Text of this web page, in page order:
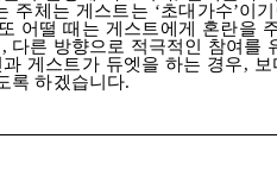
주체는 게스트는 ‘초대가수’이
또 어떨 때는 게스트에게 혼란을
, 다른 방향으로 적극적인 참여를
과 게스트가 듀엣을 하는 경우,
록 하겠습니다.